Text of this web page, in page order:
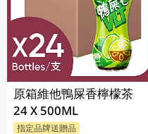
原箱維他鴨屎香檸檬茶
24 X 500ML
指定品牌送贈品